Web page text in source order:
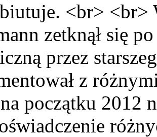
<br>
zetknął się
przez
z
początku 2012